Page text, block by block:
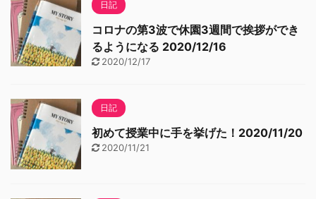
日記
コロナの第3波で休園3週間で挨拶ができ
るようになる 2020/12/16
2020/12/17
日記
初めて授業中に手を挙げた！2020/11/20
2020/11/21